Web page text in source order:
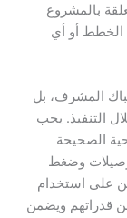
بالمشروع
الخطط أو أي
المشرف، بل
التنفيذ. يجب
الصحيحة
وضغط
على استخدام
قدراتهم ويضمن